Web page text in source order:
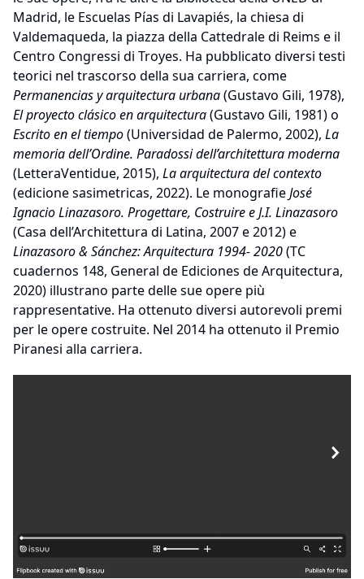
Madrid, le Escuelas Pías di Lavapiés, la chiesa di
Valdemaqueda, la piazza della Cattedrale di Reims e il
Centro Congressi di Troyes. Ha pubblicato diversi testi
teorici nel trascorso della sua carriera, come
Permanencias y arquitectura urbana(Gustavo Gili, 1978),
El proyecto clásico en arquitectura(Gustavo Gili, 1981) o
Escrito en el tiempo(Universidad de Palermo, 2002), La
memoria dell’Ordine. Paradossi dell’architettura moderna
(LetteraVentidue, 2015), La arquitectura del contexto
(edicione sasimetricas, 2022). Le monografieJosé
Ignacio Linazasoro. Progettare, Costruire e J.I. Linazasoro
(Casa dell’Architettura di Latina, 2007 e 2012) e
Linazasoro & Sánchez: Arquitectura 1994- 2020(TC
cuadernos 148, General de Ediciones de Arquitectura,
2020) illustrano parte delle sue opere più
rappresentative. Ha ottenuto diversi autorevoli premi
per le opere costruite. Nel 2014 ha ottenuto il Premio
Piranesi alla carriera.